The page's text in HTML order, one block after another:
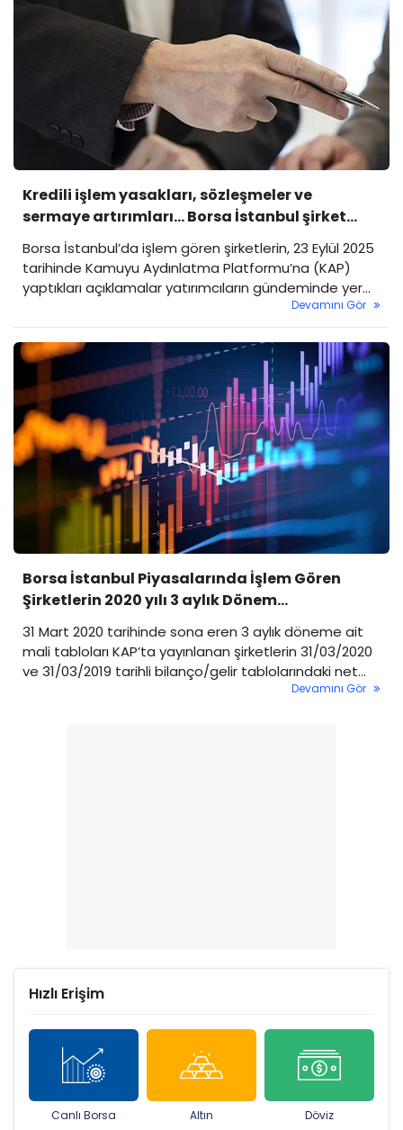
Kredili işlem yasakları, sözleşmeler ve
sermaye artırımları... Borsa İstanbul şirket
haberleri (24 Eylül 2025)
Borsa İstanbul’da işlem gören şirketlerin, 23 Eylül 2025
tarihinde Kamuyu Aydınlatma Platformu’na (KAP)
yaptıkları açıklamalar yatırımcıların gündeminde yer
aldı. Kredili işlem yasaklarından yeni sözleşmelere,
kredi notu revizyonlarından sermaye artırımlarına
kadar birçok önemli gelişme paylaşıldı. İşte öne çıkan
duyurular…
Devamını Gör
Borsa İstanbul Piyasalarında İşlem Gören
Şirketlerin 2020 yılı 3 aylık Dönem
Karları/Zararları
31 Mart 2020 tarihinde sona eren 3 aylık döneme ait
mali tabloları KAP’ta yayınlanan şirketlerin 31/03/2020
ve 31/03/2019 tarihli bilanço/gelir tablolarındaki net
dönem kar/zarar rakamları aşağıda gösterilmektedir.
Devamını Gör
Hızlı Erişim
Canlı Borsa Altın Döviz